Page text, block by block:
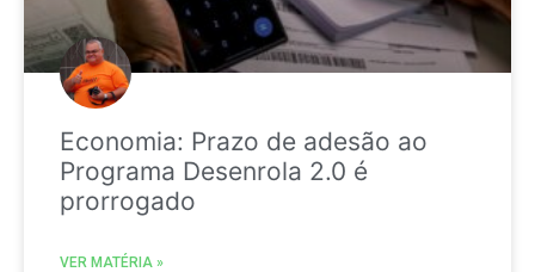
Economia: Prazo de adesão ao
Programa Desenrola 2.0 é
prorrogado
VER MATÉRIA »